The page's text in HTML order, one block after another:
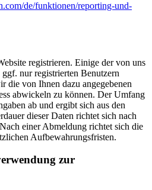
de/funktionen/reporting-und-
registrieren. Einige der von uns
nur registrierten Benutzern
die von Ihnen dazu angegebenen
abwickeln zu können. Der Umfang
ab und ergibt sich aus den
dieser Daten richtet sich nach
einer Abmeldung richtet sich die
Aufbewahrungsfristen.
zur